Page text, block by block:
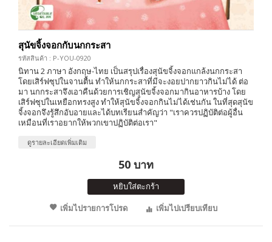
สุนัขจิ้งจอกกับนกกระสา
รหัสสินค้า : P-YOU-0920
นิทาน 2 ภาษา อังกฤษ-ไทย เป็นสรุปเรื่องสุนัขจิ้งจอกแกล้งนกกระสา
โดยเสิร์ฟซุปในจานตื้น ทำให้นกกระสาที่มีจะงอยปากยาวกินไม่ได้ ต่อ
มา นกกระสาจึงเอาคืนด้วยการเชิญสุนัขจิ้งจอกมากินอาหารบ้าง โดย
เสิร์ฟซุปในเหยือกทรงสูง ทำให้สุนัขจิ้งจอกกินไม่ได้เช่นกัน ในที่สุดสุนัข
จิ้งจอกจึงรู้สึกอับอายและได้บทเรียนสำคัญว่า "เราควรปฏิบัติต่อผู้อื่น
เหมือนที่เราอยากให้พวกเขาปฏิบัติต่อเรา"
ดูรายละเอียดเพิ่มเติม
50 บาท
หยิบใส่ตะกร้า
เพิ่มไปรายการโปรด
เพิ่มไปเปรียบเทียบ